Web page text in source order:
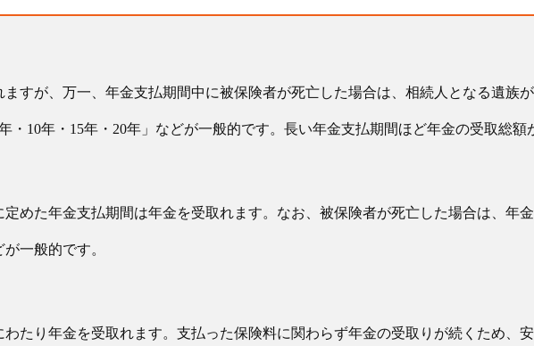
すが、万一、年金支払期間中に被保険者が死亡した場合は、相続人となる遺族
・10年・15年・20年」などが一般的です。長い年金支払期間ほど年金の受取総額
めた年金支払期間は年金を受取れます。なお、被保険者が死亡した場合は、
一般的です。
たり年金を受取れます。支払った保険料に関わらず年金の受取りが続くため、